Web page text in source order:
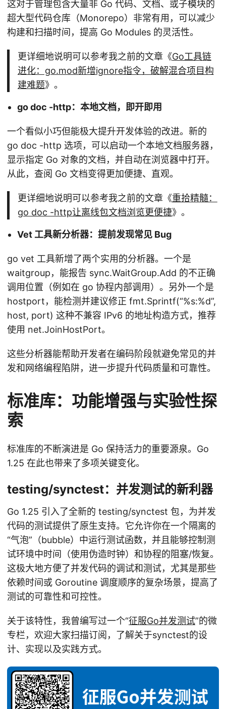
这对于管理包含大量非 Go 代码、文档、或子模块的
超大型代码仓库（Monorepo）非常有用，可以减少
构建和扫描时间，提高 Go Modules 的灵活性。
更详细地说明可以参考我之前的文章《Go工具链
进化：go.mod新增ignore指令，破解混合项目构
建难题》。
go doc -http：本地文档，即开即用
一个看似小巧但能极大提升开发体验的改进。新的
go doc -http 选项，可以启动一个本地文档服务器，
显示指定 Go 对象的文档，并自动在浏览器中打开。
从此，查阅 Go 文档变得更加便捷、直观。
更详细地说明可以参考我之前的文章《重拾精髓：
go doc -http让离线包文档浏览更便捷》。
Vet 工具新分析器：提前发现常见 Bug
go vet 工具新增了两个实用的分析器。一个是
waitgroup，能报告 sync.WaitGroup.Add 的不正确
调用位置（例如在 go 协程内部调用）。另外一个是
hostport，能检测并建议修正 fmt.Sprintf(“%s:%d”,
host, port) 这种不兼容 IPv6 的地址构造方式，推荐
使用 net.JoinHostPort。
这些分析器能帮助开发者在编码阶段就避免常见的并
发和网络编程陷阱，进一步提升代码质量和可靠性。
标准库：功能增强与实验性探
索
标准库的不断演进是 Go 保持活力的重要源泉。Go
1.25 在此也带来了多项关键变化。
testing/synctest：并发测试的新利器
Go 1.25 引入了全新的 testing/synctest 包，为并发
代码的测试提供了原生支持。它允许你在一个隔离的
“气泡”（bubble）中运行测试函数，并且能够控制测
试环境中时间（使用伪造时钟）和协程的阻塞/恢复。
这极大地方便了并发代码的调试和测试，尤其是那些
依赖时间或 Goroutine 调度顺序的复杂场景，提高了
测试的可靠性和可控性。
关于该特性，我曾编写过一个“征服Go并发测试”的微
专栏，欢迎大家扫描订阅，了解关于synctest的设
计、实现以及实践方式。